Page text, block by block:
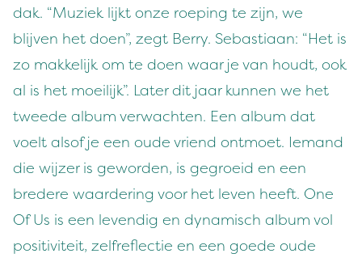
dak. “Muziek lijkt onze roeping te zijn, we
blijven het doen”, zegt Berry. Sebastiaan: “Het is
zo makkelijk om te doen waar je van houdt, ook
al is het moeilijk”. Later dit jaar kunnen we het
tweede album verwachten. Een album dat
voelt alsof je een oude vriend ontmoet. Iemand
die wijzer is geworden, is gegroeid en een
bredere waardering voor het leven heeft. One
Of Us is een levendig en dynamisch album vol
positiviteit, zelfreflectie en een goede oude